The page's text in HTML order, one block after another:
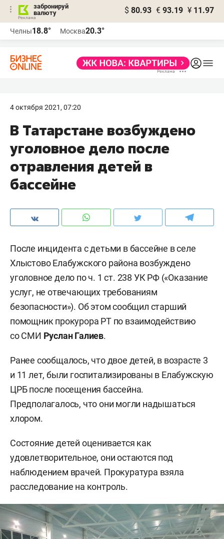
забронируй
валюту
$ 80.93 € 93.19 ¥ 11.97
Челны18.8° Москва20.3°
4 октября 2021, 07:20
В Татарстане возбуждено
уголовное дело после
отравления детей в
бассейне
После инцидента с детьми в бассейне в селе
Хлыстово Елабужского района возбуждено
уголовное дело по ч. 1 ст. 238 УК РФ («Оказание
услуг, не отвечающих требованиям
безопасности»). Об этом сообщил старший
помощник прокурора РТ по взаимодействию
со СМИ Руслан Галиев.
Ранее сообщалось, что двое детей, в возрасте 3
и 11 лет, были госпитализированы в Елабужскую
ЦРБ после посещения бассейна.
Предполагалось, что они могли надышаться
хлором.
Состояние детей оценивается как
удовлетворительное, они остаются под
наблюдением врачей. Прокуратура взяла
расследование на контроль.